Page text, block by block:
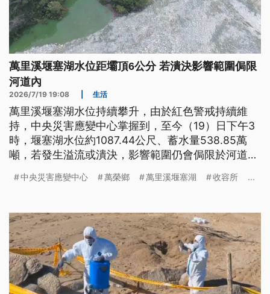
萬里溪堰塞湖水位距壩頂6公分 若潰決影響範圍侷限
河道內
2026/7/19 19:08 生活
萬里溪堰塞湖水位持續攀升，由於紅色警戒持續維
持，中央災害應變中心掌握到，至今（19）日下午3
時，堰塞湖水位約1087.44公尺、蓄水量538.85萬
噸，若發生溢流或潰決，影響範圍仍會侷限於河道
經過專家判讀，證實沒有發生溢流，未來先以2號水
中央災害應變中心 萬榮鄉 萬里溪堰塞湖 收容所 ...